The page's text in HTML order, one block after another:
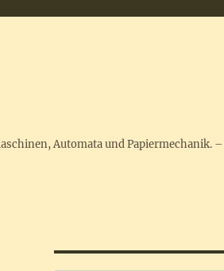
Automata und Papiermechanik.